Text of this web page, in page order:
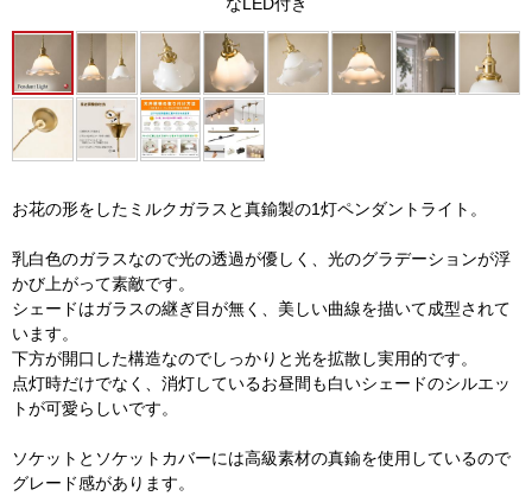
お花の形をしたミルクガラスと真鍮製の1灯ペンダントライト。
乳白色のガラスなので光の透過が優しく、光のグラデーションが浮
かび上がって素敵です。
シェードはガラスの継ぎ目が無く、美しい曲線を描いて成型されて
います。
下方が開口した構造なのでしっかりと光を拡散し実用的です。
点灯時だけでなく、消灯しているお昼間も白いシェードのシルエッ
トが可愛らしいです。
ソケットとソケットカバーには高級素材の真鍮を使用しているので
グレード感があります。